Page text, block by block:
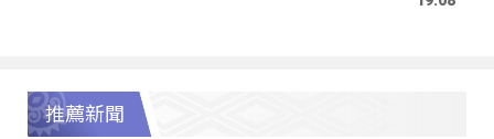
推薦新聞